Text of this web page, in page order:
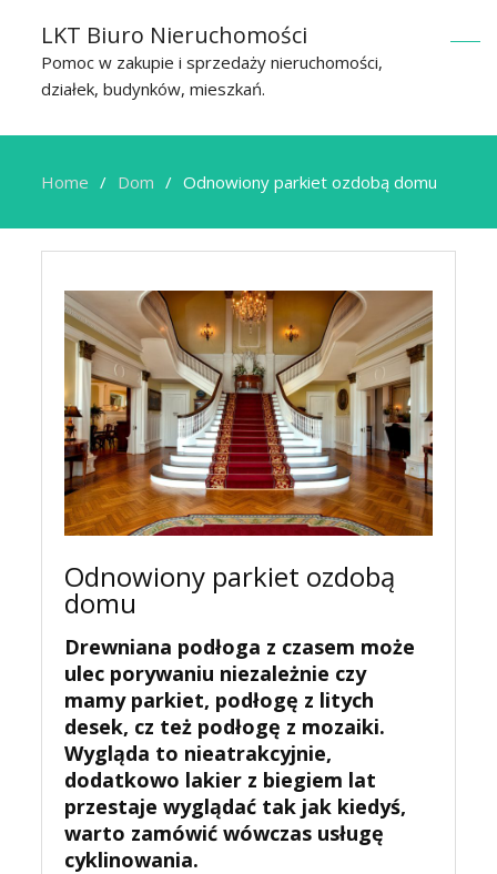
LKT Biuro Nieruchomości
Pomoc w zakupie i sprzedaży nieruchomości,
działek, budynków, mieszkań.
Home Dom Odnowiony parkiet ozdobą domu
Odnowiony parkiet ozdobą
domu
Drewniana podłoga z czasem może
ulec porywaniu niezależnie czy
mamy parkiet, podłogę z litych
desek, cz też podłogę z mozaiki.
Wygląda to nieatrakcyjnie,
dodatkowo lakier z biegiem lat
przestaje wyglądać tak jak kiedyś,
warto zamówić wówczas usługę
cyklinowania.